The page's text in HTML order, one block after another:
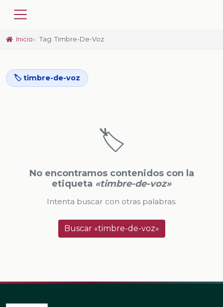
Inicio Tag: Timbre-De-Voz
🏷️ timbre-de-voz
🏷️
No encontramos contenidos con la
etiqueta «timbre-de-voz»
Intenta buscar con otras palabras.
Buscar «timbre-de-voz»